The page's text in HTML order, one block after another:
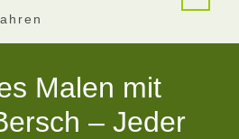
Malen mit
– Jeder